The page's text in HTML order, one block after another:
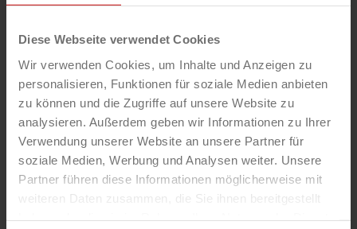
Diese Webseite verwendet Cookies
Wir verwenden Cookies, um Inhalte und Anzeigen zu
personalisieren, Funktionen für soziale Medien anbieten
zu können und die Zugriffe auf unsere Website zu
analysieren. Außerdem geben wir Informationen zu Ihrer
Verwendung unserer Website an unsere Partner für
soziale Medien, Werbung und Analysen weiter. Unsere
Partner führen diese Informationen möglicherweise mit
weiteren Daten zusammen, die Sie ihnen bereitgestellt
Laufenberg
DE